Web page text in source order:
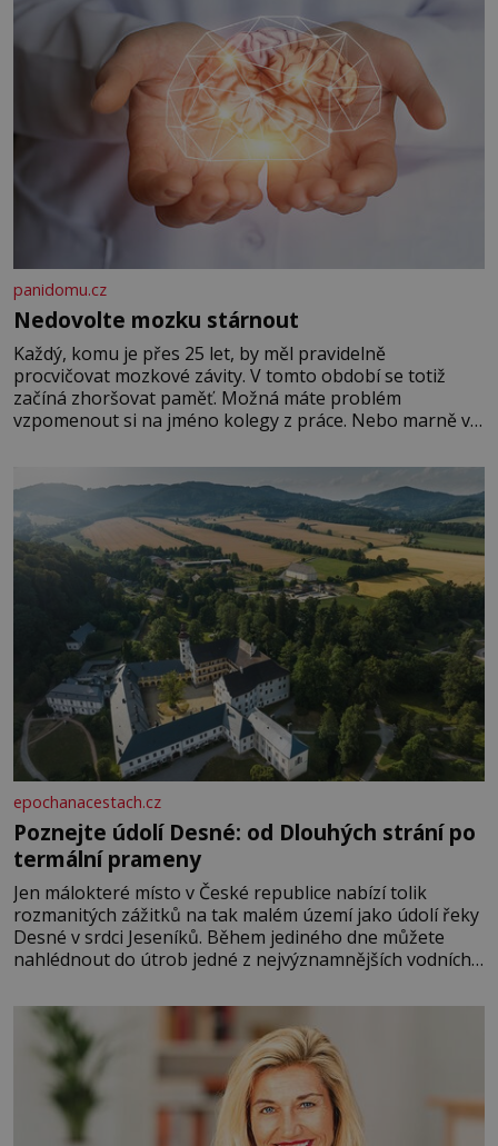
panidomu.cz
Nedovolte mozku stárnout
Každý, komu je přes 25 let, by měl pravidelně
procvičovat mozkové závity. V tomto období se totiž
začíná zhoršovat paměť. Možná máte problém
vzpomenout si na jméno kolegy z práce. Nebo marně v
Je to opravdu tak, s věkem jako kdyby se paměť
rozhodla stávkovat. Cvičte
epochanacestach.cz
Poznejte údolí Desné: od Dlouhých strání po
termální prameny
Jen málokteré místo v České republice nabízí tolik
rozmanitých zážitků na tak malém území jako údolí řeky
Desné v srdci Jeseníků. Během jediného dne můžete
nahlédnout do útrob jedné z nejvýznamnějších vodních
se na koloběžce a den zakončit poznáváním památek ve
Velkých Losinách nebo v termálním